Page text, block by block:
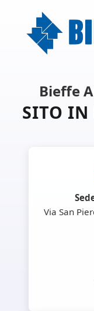
Bieffe
SITO IN
Via San